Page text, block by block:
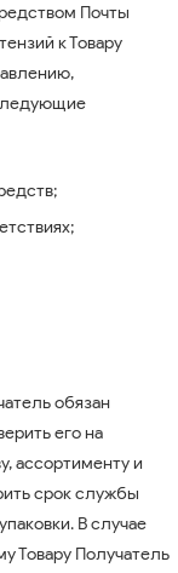
Почты
к Товару
обязан
его на
ассортименту и
срок службы
В случае
Товару Получатель